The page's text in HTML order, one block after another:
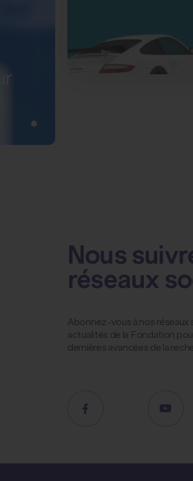
Nous
réseaux
Abonnez-vous à nos réseaux
actualités de la Fondation
dernières avancées de la